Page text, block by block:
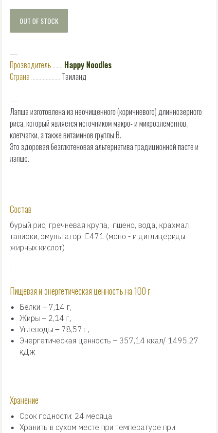
OUT OF STOCK
―
Прозводитель ....... Happy Noodles
Страна .................... Таиланд
―
Лапша изготовлена из неочищенного (коричневого) длиннозерного
риса, который является источником макро- и микроэлементов,
клетчатки, а также витаминов группы B.
Это здоровая безглютеновая альтернатива традиционной пасте и
лапше.
Состав
бурый рис, гречневая крупа, пшено, вода, крахмал
тапиоки, эмульгатор: Е471 (моно - и диглицериды
жирных кислот)
Пищевая и энергетическая ценность на 100 г
Белки – 7,14 г,
Жиры – 2,14 г,
Углеводы – 78,57 г,
Энергетическая ценность – 357,14 ккал/ 1495,27
кДж
Хранение
Срок годности: 24 месяца
Хранить в сухом месте при температуре при